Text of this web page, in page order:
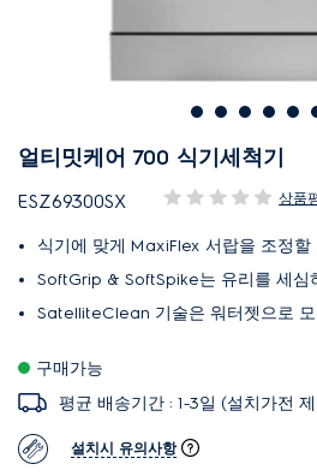
얼티밋케어 700 식기세척기
ESZ69300SX 상품
식기에 맞게 MaxiFlex 서랍을 조정할
SoftGrip & SoftSpike는 유리를 세심
SatelliteClean 기술은 워터젯으로
구매가능
평균 배송기간 : 1-3일 (설치가전
설치시 유의사항